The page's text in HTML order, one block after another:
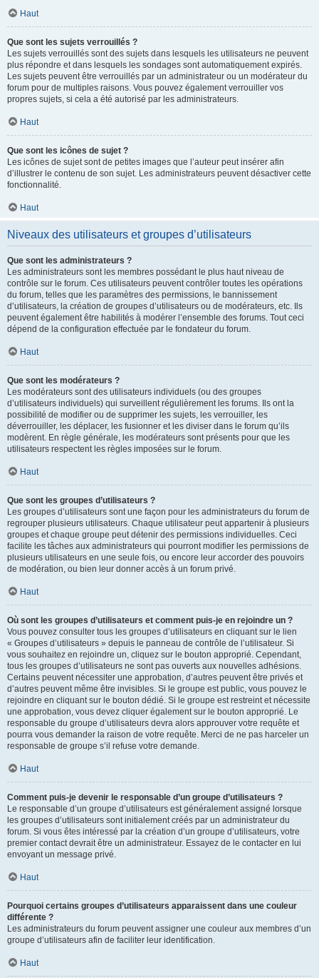
Haut
Que sont les sujets verrouillés ?
Les sujets verrouillés sont des sujets dans lesquels les utilisateurs ne peuvent
plus répondre et dans lesquels les sondages sont automatiquement expirés.
Les sujets peuvent être verrouillés par un administrateur ou un modérateur du
forum pour de multiples raisons. Vous pouvez également verrouiller vos
propres sujets, si cela a été autorisé par les administrateurs.
Haut
Que sont les icônes de sujet ?
Les icônes de sujet sont de petites images que l’auteur peut insérer afin
d’illustrer le contenu de son sujet. Les administrateurs peuvent désactiver cette
fonctionnalité.
Haut
Niveaux des utilisateurs et groupes d’utilisateurs
Que sont les administrateurs ?
Les administrateurs sont les membres possédant le plus haut niveau de
contrôle sur le forum. Ces utilisateurs peuvent contrôler toutes les opérations
du forum, telles que les paramètres des permissions, le bannissement
d’utilisateurs, la création de groupes d’utilisateurs ou de modérateurs, etc. Ils
peuvent également être habilités à modérer l’ensemble des forums. Tout ceci
dépend de la configuration effectuée par le fondateur du forum.
Haut
Que sont les modérateurs ?
Les modérateurs sont des utilisateurs individuels (ou des groupes
d’utilisateurs individuels) qui surveillent régulièrement les forums. Ils ont la
possibilité de modifier ou de supprimer les sujets, les verrouiller, les
déverrouiller, les déplacer, les fusionner et les diviser dans le forum qu’ils
modèrent. En règle générale, les modérateurs sont présents pour que les
utilisateurs respectent les règles imposées sur le forum.
Haut
Que sont les groupes d’utilisateurs ?
Les groupes d’utilisateurs sont une façon pour les administrateurs du forum de
regrouper plusieurs utilisateurs. Chaque utilisateur peut appartenir à plusieurs
groupes et chaque groupe peut détenir des permissions individuelles. Ceci
facilite les tâches aux administrateurs qui pourront modifier les permissions de
plusieurs utilisateurs en une seule fois, ou encore leur accorder des pouvoirs
de modération, ou bien leur donner accès à un forum privé.
Haut
Où sont les groupes d’utilisateurs et comment puis-je en rejoindre un ?
Vous pouvez consulter tous les groupes d’utilisateurs en cliquant sur le lien
« Groupes d’utilisateurs » depuis le panneau de contrôle de l’utilisateur. Si
vous souhaitez en rejoindre un, cliquez sur le bouton approprié. Cependant,
tous les groupes d’utilisateurs ne sont pas ouverts aux nouvelles adhésions.
Certains peuvent nécessiter une approbation, d’autres peuvent être privés et
d’autres peuvent même être invisibles. Si le groupe est public, vous pouvez le
rejoindre en cliquant sur le bouton dédié. Si le groupe est restreint et nécessite
une approbation, vous devez cliquer également sur le bouton approprié. Le
responsable du groupe d’utilisateurs devra alors approuver votre requête et
pourra vous demander la raison de votre requête. Merci de ne pas harceler un
responsable de groupe s’il refuse votre demande.
Haut
Comment puis-je devenir le responsable d’un groupe d’utilisateurs ?
Le responsable d’un groupe d’utilisateurs est généralement assigné lorsque
les groupes d’utilisateurs sont initialement créés par un administrateur du
forum. Si vous êtes intéressé par la création d’un groupe d’utilisateurs, votre
premier contact devrait être un administrateur. Essayez de le contacter en lui
envoyant un message privé.
Haut
Pourquoi certains groupes d’utilisateurs apparaissent dans une couleur
différente ?
Les administrateurs du forum peuvent assigner une couleur aux membres d’un
groupe d’utilisateurs afin de faciliter leur identification.
Haut